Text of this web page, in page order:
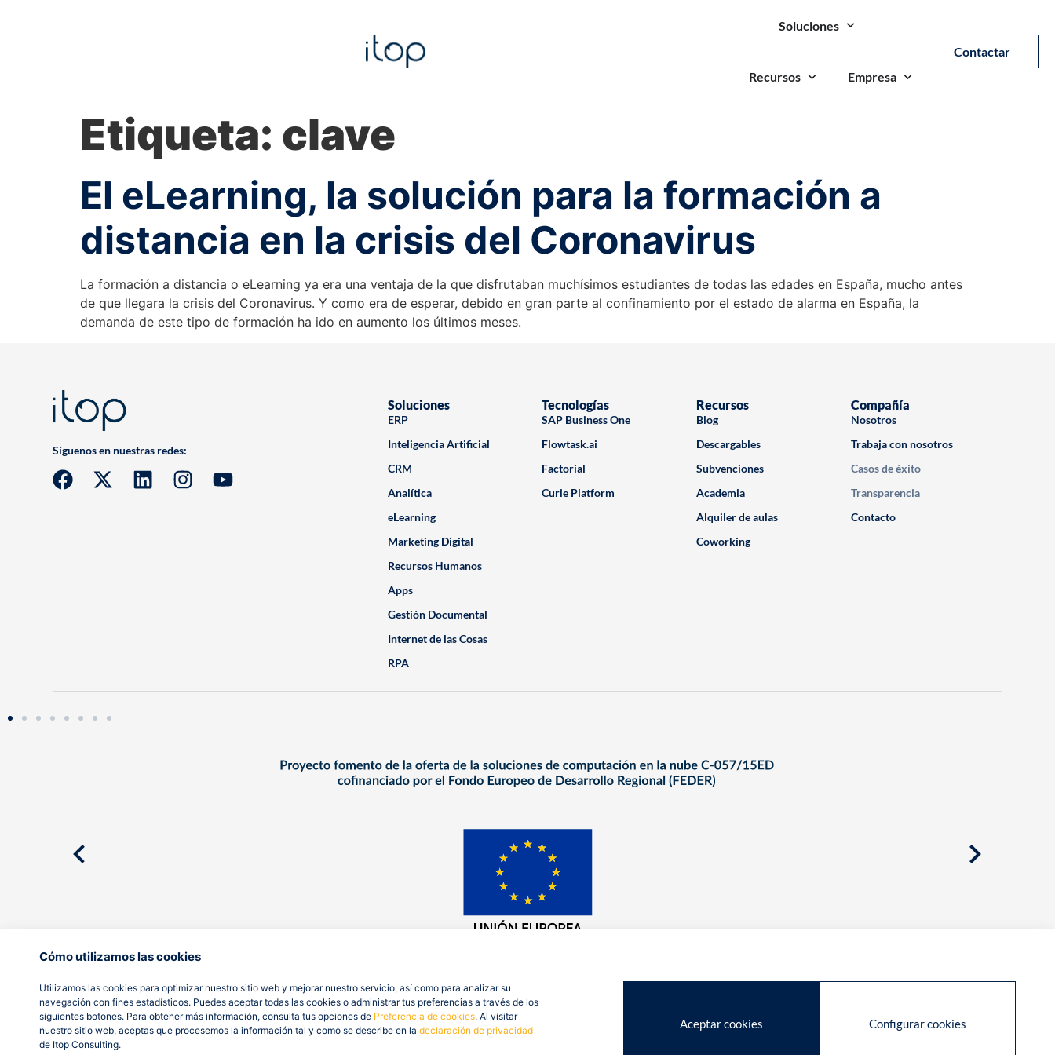
Cómo utilizamos las cookies
Utilizamos las cookies para optimizar nuestro sitio web y mejorar nuestro servicio, así como para analizar su
navegación con fines estadísticos. Puedes aceptar todas las cookies o administrar tus preferencias a través de los
siguientes botones. Para obtener más información, consulta tus opciones de Preferencia de cookies. Al visitar
nuestro sitio web, aceptas que procesemos la información tal y como se describe en la declaración de privacidad
de Itop Consulting.
Aceptar cookies Configurar cookies
Soluciones
Recursos Empresa
Contactar
Etiqueta: clave
El eLearning, la solución para la formación a
distancia en la crisis del Coronavirus
La formación a distancia o eLearning ya era una ventaja de la que disfrutaban muchísimos estudiantes de todas las edades en España, mucho antes
de que llegara la crisis del Coronavirus. Y como era de esperar, debido en gran parte al confinamiento por el estado de alarma en España, la
demanda de este tipo de formación ha ido en aumento los últimos meses.
Síguenos en nuestras redes:
Soluciones
ERP
Inteligencia Artificial
CRM
Analítica
eLearning
Marketing Digital
Recursos Humanos
Apps
Gestión Documental
Internet de las Cosas
RPA
Tecnologías
SAP Business One
Flowtask.ai
Factorial
Curie Platform
Recursos
Blog
Descargables
Subvenciones
Academia
Alquiler de aulas
Coworking
Compañía
Nosotros
Trabaja con nosotros
Casos de éxito
Transparencia
Contacto
AVISO LEGALPOLÍTICA DE PRIVACIDAD